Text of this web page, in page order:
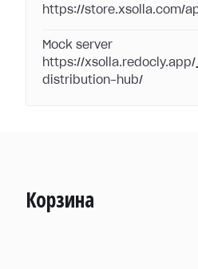
https://store.xsolla.com/
Mock server
https://
distribution-hub/
Корзина